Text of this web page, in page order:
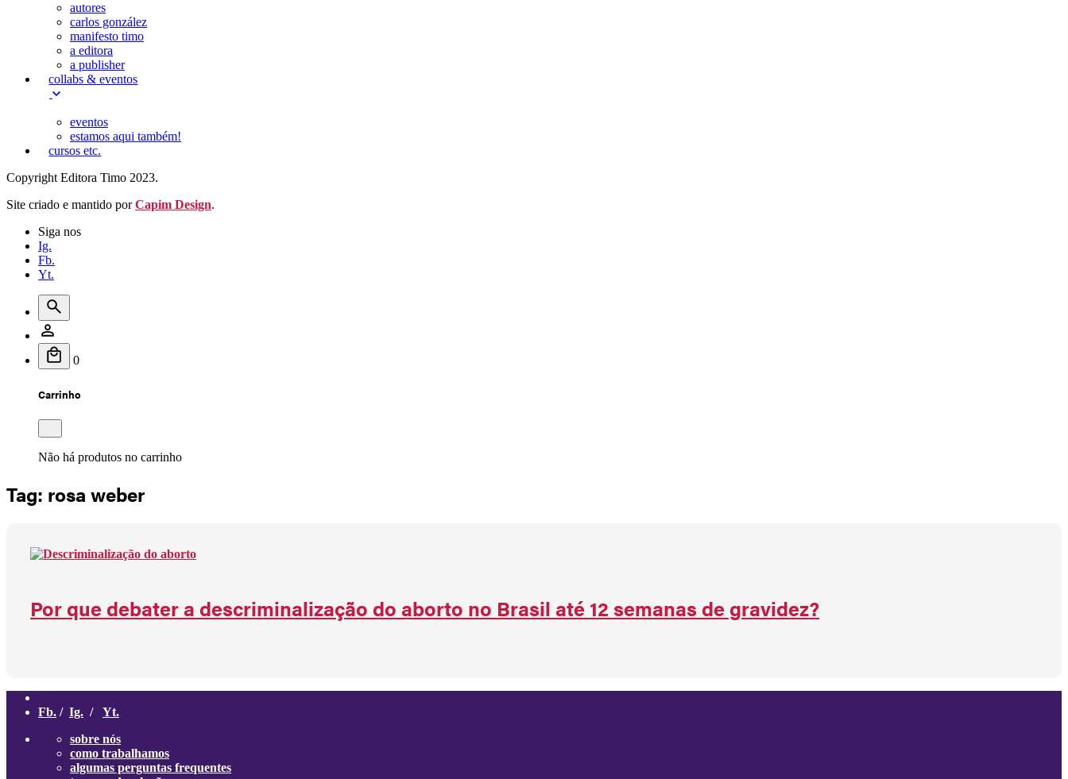
autores
carlos gonzález
manifesto timo
a editora
a publisher
collabs & eventos
eventos
estamos aqui também!
cursos etc.
Copyright Editora Timo 2023.
Site criado e mantido porCapim Design.
Siga nos
Ig.
Fb.
Yt.
0
Carrinho
Não há produtos no carrinho
Tag: rosa weber
Por que debater a descriminalização do aborto no Brasil até 12 semanas de gravidez?
Fb. / Ig. / Yt.
sobre nós
como trabalhamos
algumas perguntas frequentes